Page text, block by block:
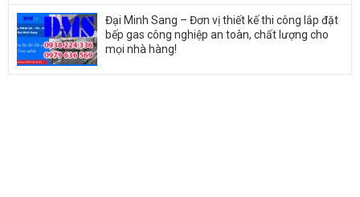
Đại Minh Sang – Đơn vị thiết kế thi công lắp đặt
bếp gas công nghiệp an toàn, chất lượng cho
mọi nhà hàng!